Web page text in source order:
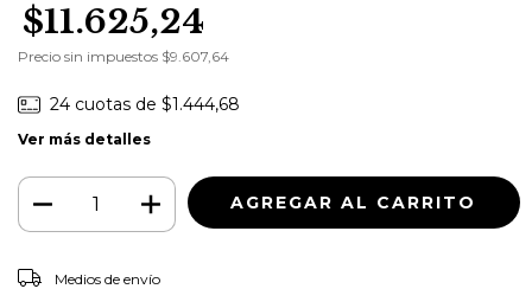
$11.625,24
Precio sin impuestos $9.607,64
24 cuotas de $1.444,68
Ver más detalles
Entregas para el CP:
Medios de envío